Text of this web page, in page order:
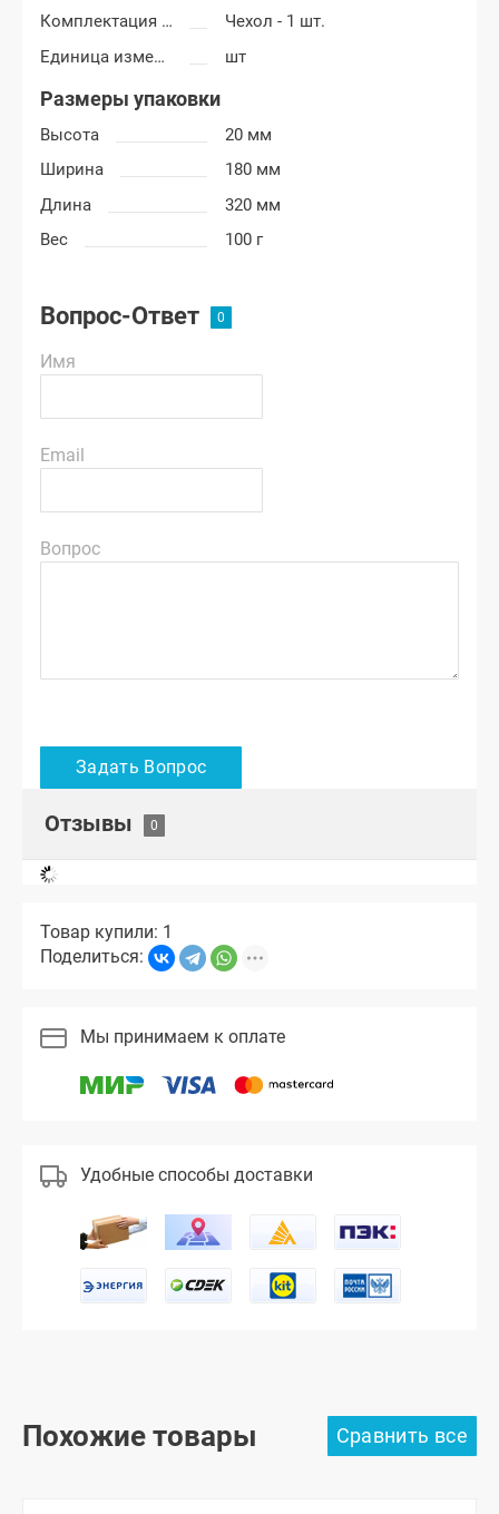
Комплектация подлокотника
Чехол - 1 шт.
Единица измерения
шт
Размеры упаковки
Высота
20 мм
Ширина
180 мм
Длина
320 мм
Вес
100 г
Вопрос-Ответ
Имя
Email
Вопрос
Отзывы
Товар купили: 1
Поделиться:
Мы принимаем к оплате
Удобные способы доставки
Похожие товары